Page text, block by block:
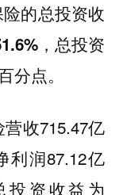
的总投资收
，总投资
分点。
收715.47亿
利润87.12亿
投资收益为